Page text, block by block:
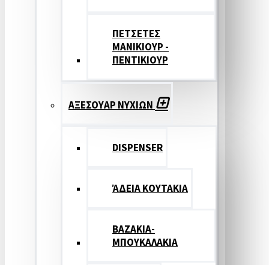
ΠΕΤΣΕΤΕΣ
ΜΑΝΙΚΙΟΥΡ -
ΠΕΝΤΙΚΙΟΥΡ
ΑΞΕΣΟΥΑΡ ΝΥΧΙΩΝ
DISPENSER
ΆΔΕΙΑ ΚΟΥΤΑΚΙΑ
ΒΑΖΑΚΙΑ-
ΜΠΟΥΚΑΛΑΚΙΑ